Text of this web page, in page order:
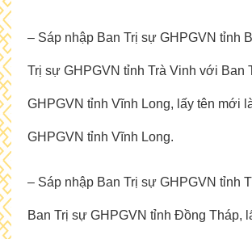
– Sáp nhập Ban Trị sự GHPGVN tỉnh
Trị sự GHPGVN tỉnh Trà Vinh với Ban
GHPGVN tỉnh Vĩnh Long, lấy tên mới
GHPGVN tỉnh Vĩnh Long.
– Sáp nhập Ban Trị sự GHPGVN tỉnh
Ban Trị sự GHPGVN tỉnh Đồng Tháp,